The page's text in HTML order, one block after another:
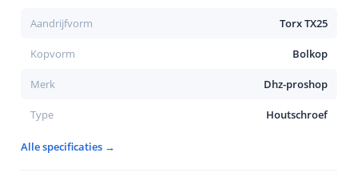
Aandrijfvorm Torx TX25
Kopvorm Bolkop
Merk Dhz-proshop
Type Houtschroef
Alle specificaties →